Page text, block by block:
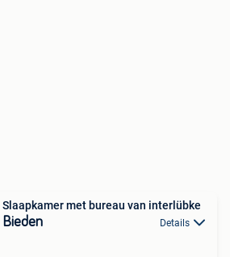
Slaapkamer met bureau van interlübke
Bieden Details